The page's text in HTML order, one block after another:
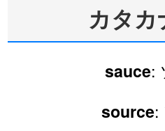
カタ
sauce:
source: